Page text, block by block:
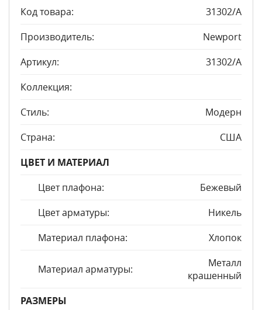
Код товара:
31302/A
Производитель:
Newport
Артикул:
31302/A
Коллекция:
Стиль:
Модерн
Страна:
США
ЦВЕТ И МАТЕРИАЛ
Цвет плафона:
Бежевый
Цвет арматуры:
Никель
Материал плафона:
Хлопок
Материал арматуры:
Металл
крашенный
РАЗМЕРЫ